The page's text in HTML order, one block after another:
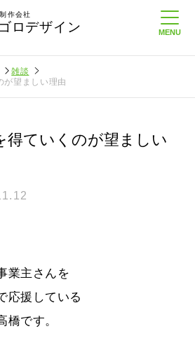
作会社
ロデザイン
雑談
が望ましい理由
得ていくのが望ましい
業主さんを
応援している
橋です。
周りのがんばる経営者さんに負けない
気持ちでホームページで役に立ちたい
2026.07.30